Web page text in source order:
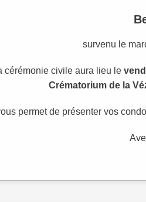
survenu le
cérémonie civile aura lieu le
Crématorium de la
permet de présenter vos